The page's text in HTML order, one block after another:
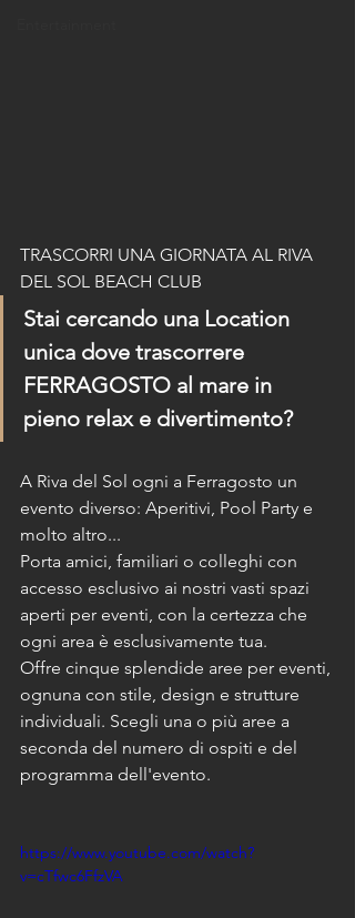
TRASCORRI UNA GIORNATA AL RIVA
DEL SOL BEACH CLUB
Stai cercando una Location
unica dove trascorrere
FERRAGOSTO al mare in
pieno relax e divertimento?
A Riva del Sol ogni a Ferragosto un
evento diverso: Aperitivi, Pool Party e
molto altro...
Porta amici, familiari o colleghi con
accesso esclusivo ai nostri vasti spazi
aperti per eventi, con la certezza che
ogni area è esclusivamente tua.
Offre cinque splendide aree per eventi,
ognuna con stile, design e strutture
individuali. Scegli una o più aree a
seconda del numero di ospiti e del
programma dell'evento.
https://www.youtube.com/watch?
v=cTfwc6FfzVA